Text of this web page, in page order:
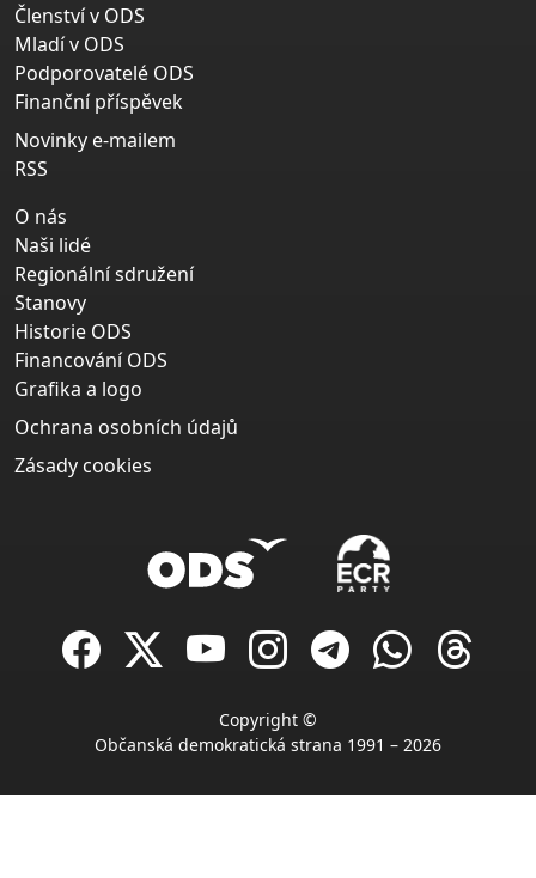
Členství v ODS
Mladí v ODS
Podporovatelé ODS
Finanční příspěvek
Novinky e-mailem
RSS
O nás
Naši lidé
Regionální sdružení
Stanovy
Historie ODS
Financování ODS
Grafika a logo
Ochrana osobních údajů
Zásady cookies
Copyright ©
Občanská demokratická strana 1991 – 2026